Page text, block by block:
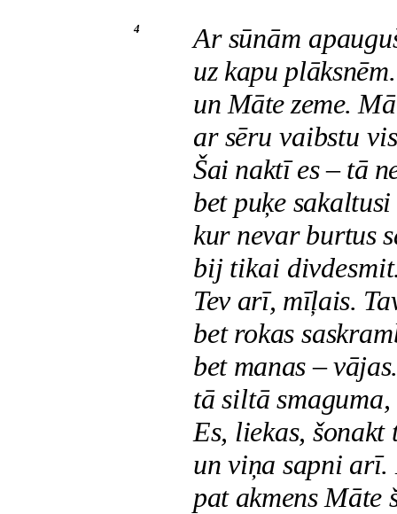
4
Ar sūnām
uz kapu
un Māte zeme.
ar sēru vaibstu
Šai naktī es – tā
bet puķe
kur nevar burtus
bij tikai
Tev arī, mīļais.
bet rokas
bet manas –
tā siltā
Es, liekas, šonakt
un viņa sapni
pat akmens Māte